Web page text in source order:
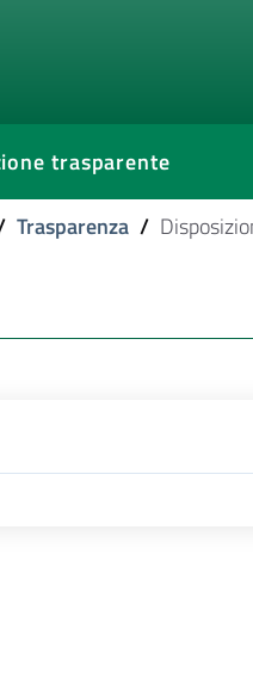
trasparente
Trasparenza /